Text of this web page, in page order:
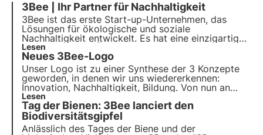
3Bee | Ihr Partner für Nachhaltigkeit
3Bee ist das erste Start-up-Unternehmen, das
Lösungen für ökologische und soziale
Nachhaltigkeit entwickelt. Es hat eine einzigartige
Technologie zur Überwachung von Bienen und
Artenvielfalt entwickelt. Mit über 300
Partnerunternehmen und mehr als 150.000 Kunden
will es sich als führendes Unternehmen im
Umweltschutz etablieren.
Lesen
Neues 3Bee-Logo
Unser Logo ist zu einer Synthese der 3 Konzepte
geworden, in denen wir uns wiedererkennen:
Innovation, Nachhaltigkeit, Bildung. Von nun an
wird 3Bee durch drei bunte, schwebende Bienen
repräsentiert, die jeweils ein eigenes Wirkungsziel
verfolgen.
Lesen
Tag der Bienen: 3Bee lanciert den
Biodiversitätsgipfel
Anlässlich des Tages der Biene und der